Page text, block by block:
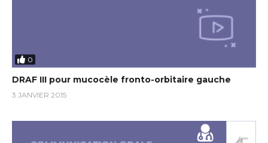
0
DRAF III pour mucocèle fronto-orbitaire gauche
3 JANVIER 2015